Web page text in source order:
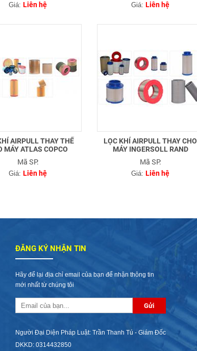
Giá: Liên hệ Giá: Liên hệ
AIRPULL THAY THẾ
MÁY ATLAS COPCO
Mã SP:
Giá: Liên hệ
LỌC KHÍ AIRPULL THAY CHO
MÁY INGERSOLL RAND
Mã SP:
Giá: Liên hệ
ĐĂNG KÝ NHẬN TIN
Hãy để lại địa chỉ email của bạn để nhận thông tin
mới nhất từ chúng tôi
Người Đại Diện Pháp Luật: Trần Thanh Tú - Giám Đốc
DKKD: 0314432850